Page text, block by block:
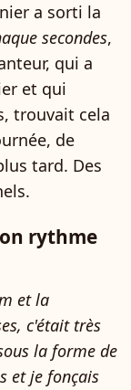
a sorti la
secondes,
qui a
et qui
trouvait cela
de
tard. Des
rythme
et la
c'était très
la forme de
et je fonçais